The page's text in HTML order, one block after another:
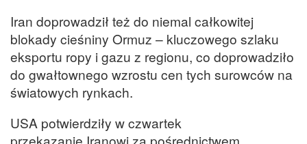
Iran doprowadził też do niemal całkowitej
blokady cieśniny Ormuz – kluczowego szlaku
eksportu ropy i gazu z regionu, co doprowadziło
do gwałtownego wzrostu cen tych surowców na
światowych rynkach.
USA potwierdziły w czwartek